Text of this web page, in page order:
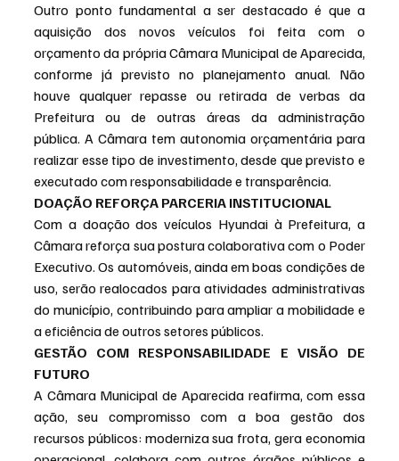
Outro ponto fundamental a ser destacado é que a
aquisição dos novos veículos foi feita com o
orçamento da própria Câmara Municipal de Aparecida,
conforme já previsto no planejamento anual. Não
houve qualquer repasse ou retirada de verbas da
Prefeitura ou de outras áreas da administração
pública. A Câmara tem autonomia orçamentária para
realizar esse tipo de investimento, desde que previsto e
executado com responsabilidade e transparência.
DOAÇÃO REFORÇA PARCERIA INSTITUCIONAL
Com a doação dos veículos Hyundai à Prefeitura, a
Câmara reforça sua postura colaborativa com o Poder
Executivo. Os automóveis, ainda em boas condições de
uso, serão realocados para atividades administrativas
do município, contribuindo para ampliar a mobilidade e
a eficiência de outros setores públicos.
GESTÃO COM RESPONSABILIDADE E VISÃO DE
FUTURO
A Câmara Municipal de Aparecida reafirma, com essa
ação, seu compromisso com a boa gestão dos
recursos públicos: moderniza sua frota, gera economia